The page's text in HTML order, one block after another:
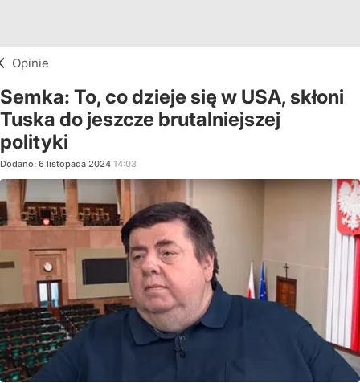
Opinie
Semka: To, co dzieje się w USA, skłoni
Tuska do jeszcze brutalniejszej
polityki
Dodano: 6 listopada 2024 14:03